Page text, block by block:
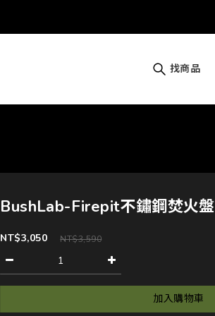
找商品
BushLab-Firepit不鏽鋼焚火盤
NT$3,590
NT$3,050
加入購物車